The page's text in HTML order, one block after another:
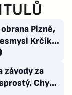
obrana Plzně,
Krčíka.
závody za
Chybí